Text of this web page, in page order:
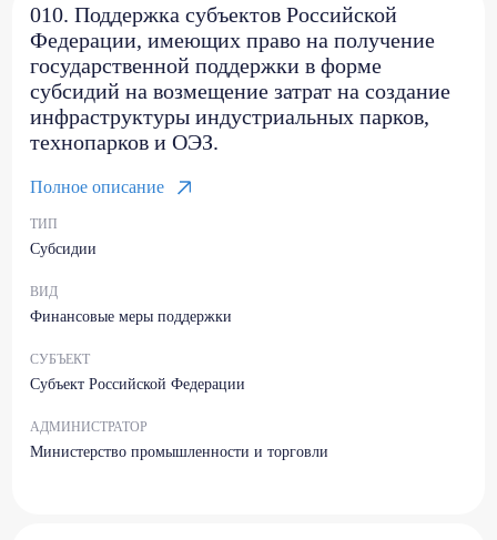
010. Поддержка субъектов Российской
Федерации, имеющих право на получение
государственной поддержки в форме
субсидий на возмещение затрат на создание
инфраструктуры индустриальных парков,
технопарков и ОЭЗ.
Полное описание
ТИП
Субсидии
ВИД
Финансовые меры поддержки
СУБЪЕКТ
Субъект Российской Федерации
АДМИНИСТРАТОР
Министерство промышленности и торговли